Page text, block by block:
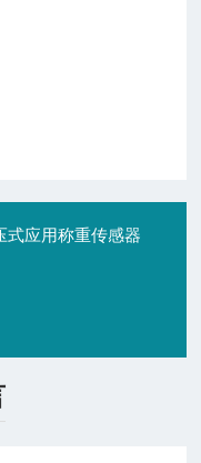
式应用称重传感器